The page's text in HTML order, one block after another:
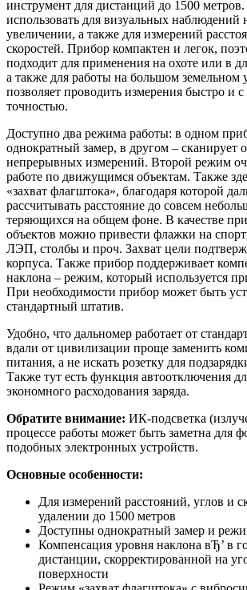
инструмент для дистанций до 1500
использовать для визуальных наблюдений
увеличении, а также для измерений
скоростей. Прибор компактен и легок,
подходит для применения на охоте или в
а также для работы на большом земельном
позволяет проводить измерения быстро и
точностью.
Доступно два режима работы: в одном
однократный замер, в другом – сканирует
непрерывных измерений. Второй режим
работе по движущимся объектам. Также
«захват флагштока», благодаря которой
рассчитывать расстояние до совсем
теряющихся на общем фоне. В качестве
объектов можно привести флажки на
ЛЭП, столбы и проч. Захват цели
корпуса. Также прибор поддерживает
наклона – режим, который используется
При необходимости прибор может быть
стандартный штатив.
Удобно, что дальномер работает от
вдали от цивилизации проще заменить
питания, а не искать розетку для
Также тут есть функция автоотключения
экономного расходования заряда.
Обратите внимание: ИК-подсветка
процессе работы может быть заметна для
подобных электронных устройств.
Основные особенности:
Для измерений расстояний, углов и
удалении до 1500 метров
Доступны однократный замер и
Компенсация уровня наклона вЂ’ в
дистанции, скорректированной на
поверхности